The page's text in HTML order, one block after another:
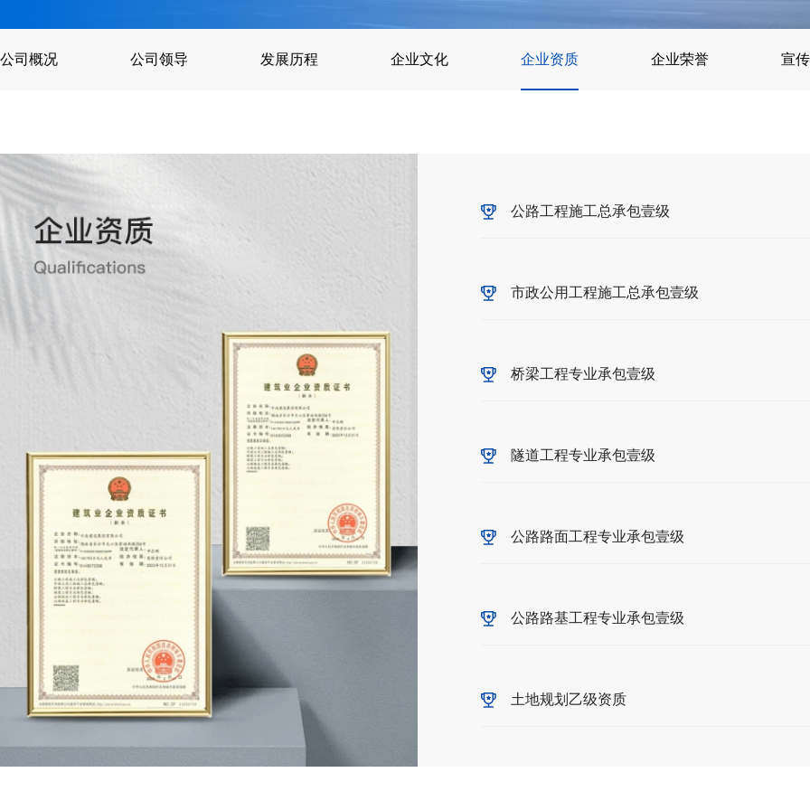
公司概况 公司领导 发展历程 企业文化 企业资质 企业荣誉 宣
公路工程施工总承包壹级
市政公用工程施工总承包壹级
桥梁工程专业承包壹级
隧道工程专业承包壹级
公路路面工程专业承包壹级
公路路基工程专业承包壹级
土地规划乙级资质